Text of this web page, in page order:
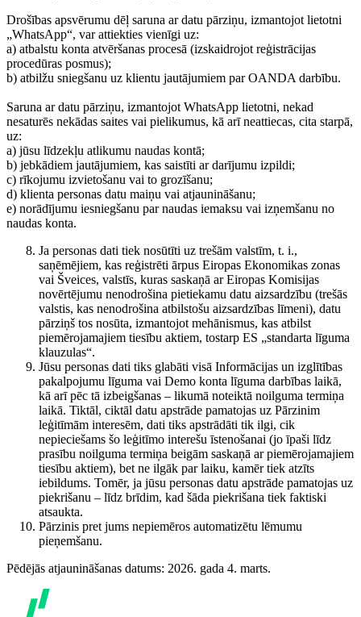
Drošības apsvērumu dēļ saruna ar datu pārziņu, izmantojot lietotni
„WhatsApp“, var attiekties vienīgi uz:
a) atbalstu konta atvēršanas procesā (izskaidrojot reģistrācijas
procedūras posmus);
b) atbilžu sniegšanu uz klientu jautājumiem par OANDA darbību.
Saruna ar datu pārziņu, izmantojot WhatsApp lietotni, nekad
nesaturēs nekādas saites vai pielikumus, kā arī neattiecas, cita starpā,
uz:
a) jūsu līdzekļu atlikumu naudas kontā;
b) jebkādiem jautājumiem, kas saistīti ar darījumu izpildi;
c) rīkojumu izvietošanu vai to grozīšanu;
d) klienta personas datu maiņu vai atjaunināšanu;
e) norādījumu iesniegšanu par naudas iemaksu vai izņemšanu no
naudas konta.
Ja personas dati tiek nosūtīti uz trešām valstīm, t. i.,
saņēmējiem, kas reģistrēti ārpus Eiropas Ekonomikas zonas
vai Šveices, valstīs, kuras saskaņā ar Eiropas Komisijas
novērtējumu nenodrošina pietiekamu datu aizsardzību (trešās
valstis, kas nenodrošina atbilstošu aizsardzības līmeni), datu
pārziņš tos nosūta, izmantojot mehānismus, kas atbilst
piemērojamajiem tiesību aktiem, tostarp ES „standarta līguma
klauzulas“.
Jūsu personas dati tiks glabāti visā Informācijas un izglītības
pakalpojumu līguma vai Demo konta līguma darbības laikā,
kā arī pēc tā izbeigšanas – likumā noteiktā noilguma termiņa
laikā. Tiktāl, ciktāl datu apstrāde pamatojas uz Pārzinim
leģitīmām interesēm, dati tiks apstrādāti tik ilgi, cik
nepieciešams šo leģitīmo interešu īstenošanai (jo īpaši līdz
prasību noilguma termiņa beigām saskaņā ar piemērojamajiem
tiesību aktiem), bet ne ilgāk par laiku, kamēr tiek atzīts
iebildums. Tomēr, ja jūsu personas datu apstrāde pamatojas uz
piekrišanu – līdz brīdim, kad šāda piekrišana tiek faktiski
atsaukta.
Pārzinis pret jums nepiemēros automatizētu lēmumu
pieņemšanu.
Pēdējās atjaunināšanas datums: 2026. gada 4. marts.